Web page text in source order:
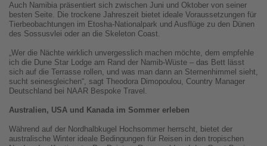
Auch Namibia präsentiert sich zwischen Juni und Oktober von seiner
besten Seite. Die trockene Jahreszeit bietet ideale Voraussetzungen für
Tierbeobachtungen im Etosha-Nationalpark und Ausflüge zu den Dünen
des Sossusvlei oder an die Skeleton Coast.
„Wer die Nächte wirklich unvergesslich machen möchte, dem empfehle
ich die Dune Star Lodge am Rand der Namib-Wüste – das Bett lässt
sich auf die Terrasse rollen, und was man dann an Sternenhimmel sieht,
sucht seinesgleichen“, sagt Theodora Dimopoulou, Country Manager
Deutschland bei NAAR Bespoke Travel.
Australien, USA und Kanada im Sommer erleben
Während auf der Nordhalbkugel Hochsommer herrscht, bietet der
australische Winter ideale Bedingungen für Reisen in den tropischen